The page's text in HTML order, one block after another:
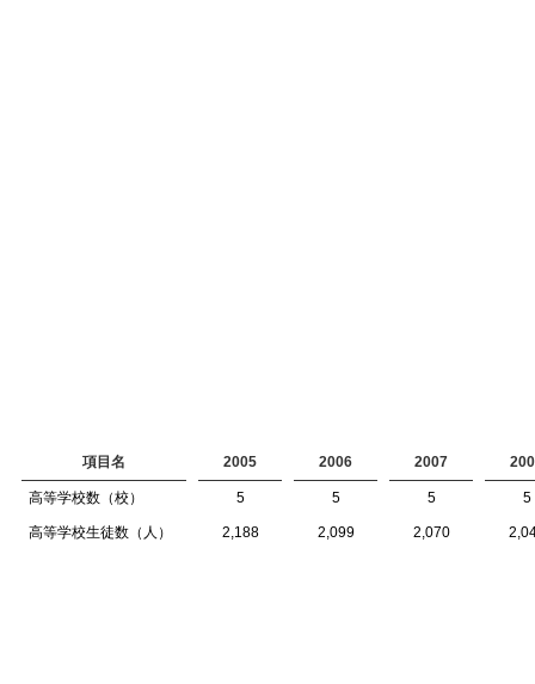
項目名 2005 2006 2007
高等学校数（校） 5 5 5 5
高等学校生徒数（人） 2,188 2,099 2,070